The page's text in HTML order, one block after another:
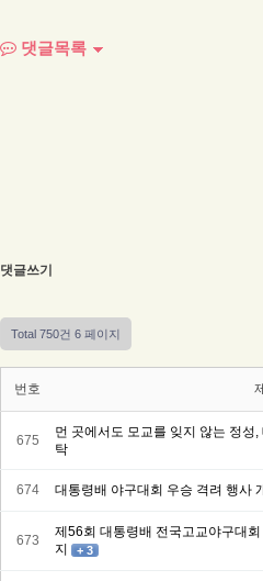
댓글목록
댓글쓰기
Total 750건 6 페이지
번호
675
먼 곳에서도 모교를 잊지 않는 정성
탁
674 대통령배 야구대회 우승 격려 행사
673
제56회 대통령배 전국고교야구대
지
+ 3